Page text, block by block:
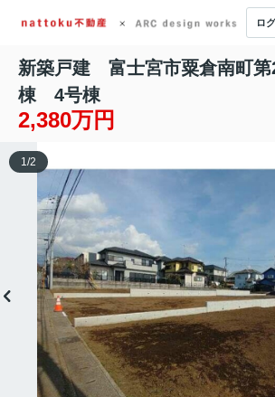
ロ
新築戸建 富士宮市粟倉南町
棟 4号棟
2,380万円
1/2